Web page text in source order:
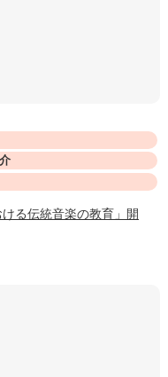
る伝統音楽の教育」開